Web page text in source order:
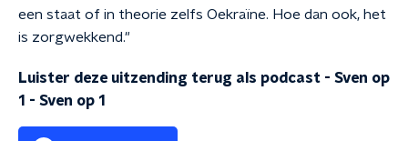
een staat of in theorie zelfs Oekraïne. Hoe dan ook, het
is zorgwekkend."
Luister deze uitzending terug als podcast - Sven op
1 - Sven op 1